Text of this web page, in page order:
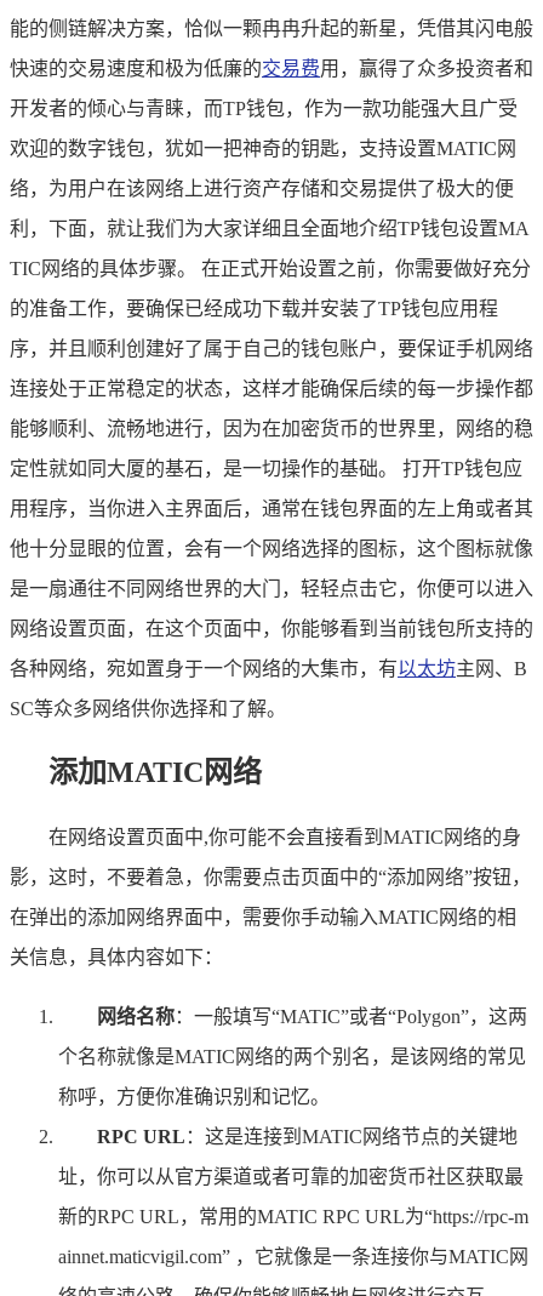
能的侧链解决方案，恰似一颗冉冉升起的新星，凭借其闪电般
快速的交易速度和极为低廉的交易费用，赢得了众多投资者和
开发者的倾心与青睐，而TP钱包，作为一款功能强大且广受
欢迎的数字钱包，犹如一把神奇的钥匙，支持设置MATIC网
络，为用户在该网络上进行资产存储和交易提供了极大的便
利，下面，就让我们为大家详细且全面地介绍TP钱包设置MA
TIC网络的具体步骤。 在正式开始设置之前，你需要做好充分
的准备工作，要确保已经成功下载并安装了TP钱包应用程
序，并且顺利创建好了属于自己的钱包账户，要保证手机网络
连接处于正常稳定的状态，这样才能确保后续的每一步操作都
能够顺利、流畅地进行，因为在加密货币的世界里，网络的稳
定性就如同大厦的基石，是一切操作的基础。 打开TP钱包应
用程序，当你进入主界面后，通常在钱包界面的左上角或者其
他十分显眼的位置，会有一个网络选择的图标，这个图标就像
是一扇通往不同网络世界的大门，轻轻点击它，你便可以进入
网络设置页面，在这个页面中，你能够看到当前钱包所支持的
各种网络，宛如置身于一个网络的大集市，有以太坊主网、B
SC等众多网络供你选择和了解。
添加MATIC网络
在网络设置页面中,你可能不会直接看到MATIC网络的身
影，这时，不要着急，你需要点击页面中的“添加网络”按钮，
在弹出的添加网络界面中，需要你手动输入MATIC网络的相
关信息，具体内容如下：
网络名称：一般填写“MATIC”或者“Polygon”，这两
个名称就像是MATIC网络的两个别名，是该网络的常见
称呼，方便你准确识别和记忆。
RPC URL ：这是连接到MATIC网络节点的关键地
址，你可以从官方渠道或者可靠的加密货币社区获取最
新的RPC URL，常用的MATIC RPC URL为“https://rpc-m
ainnet.maticvigil.com” ，它就像是一条连接你与MATIC网